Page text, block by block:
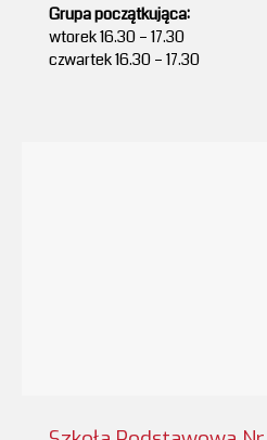
Grupa początkująca:
wtorek 16.30 – 17.30
czwartek 16.30 – 17.30